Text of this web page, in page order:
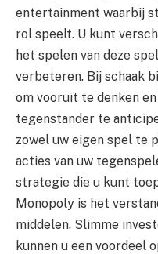
entertainment waarbij
rol speelt. U kunt
het spelen van deze
verbeteren. Bij schaak
om vooruit te denken
tegenstander te
zowel uw eigen spel te
acties van uw
strategie die u kunt
Monopoly is het
middelen. Slimme
kunnen u een voordeel